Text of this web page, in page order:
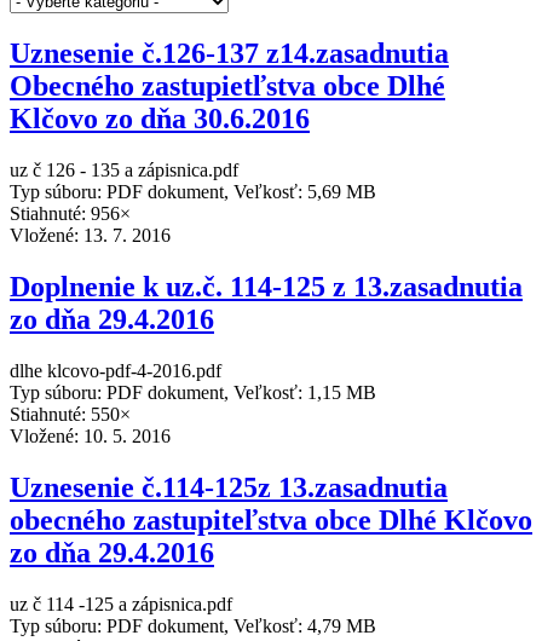
Uznesenie č.126-137 z14.zasadnutia
Obecného zastupietľstva obce Dlhé
Klčovo zo dňa 30.6.2016
uz č 126 - 135 a zápisnica.pdf
Typ súboru: PDF dokument, Veľkosť: 5,69 MB
Stiahnuté: 956×
Vložené: 13. 7. 2016
Doplnenie k uz.č. 114-125 z 13.zasadnutia
zo dňa 29.4.2016
dlhe klcovo-pdf-4-2016.pdf
Typ súboru: PDF dokument, Veľkosť: 1,15 MB
Stiahnuté: 550×
Vložené: 10. 5. 2016
Uznesenie č.114-125z 13.zasadnutia
obecného zastupiteľstva obce Dlhé Klčovo
zo dňa 29.4.2016
uz č 114 -125 a zápisnica.pdf
Typ súboru: PDF dokument, Veľkosť: 4,79 MB